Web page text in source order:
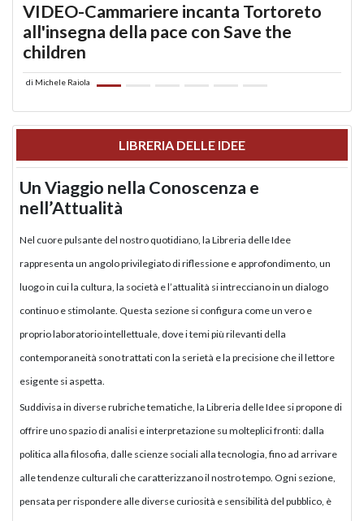
VIDEO-Cammariere incanta Tortoreto
all'insegna della pace con Save the
children
di Michele Raiola
LIBRERIA DELLE IDEE
Un Viaggio nella Conoscenza e
nell’Attualità
Nel cuore pulsante del nostro quotidiano, la Libreria delle Idee
rappresenta un angolo privilegiato di riflessione e approfondimento, un
luogo in cui la cultura, la società e l’attualità si intrecciano in un dialogo
continuo e stimolante. Questa sezione si configura come un vero e
proprio laboratorio intellettuale, dove i temi più rilevanti della
contemporaneità sono trattati con la serietà e la precisione che il lettore
esigente si aspetta.
Suddivisa in diverse rubriche tematiche, la Libreria delle Idee si propone di
offrire uno spazio di analisi e interpretazione su molteplici fronti: dalla
politica alla filosofia, dalle scienze sociali alla tecnologia, fino ad arrivare
alle tendenze culturali che caratterizzano il nostro tempo. Ogni sezione,
pensata per rispondere alle diverse curiosità e sensibilità del pubblico, è